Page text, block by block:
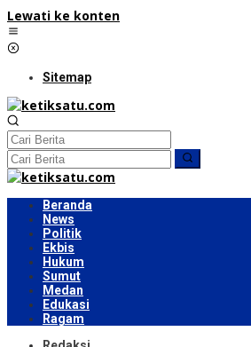
Lewati ke konten
Sitemap
Beranda
News
Politik
Ekbis
Hukum
Sumut
Medan
Edukasi
Ragam